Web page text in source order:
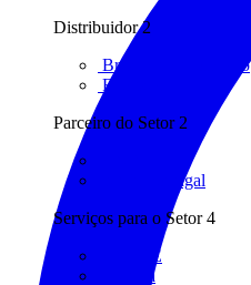
Distribuidor 2
Bresimar Automação
FFonseca
Parceiro do Setor 2
KNX Portugal
Serviços para o Setor 4
AMB3E
Eletrica